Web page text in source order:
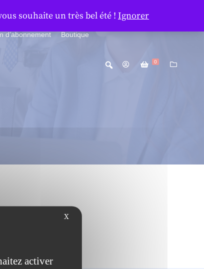
d’abonnement Boutique
0
souhaite un très bel été ! Ignorer
X
activer